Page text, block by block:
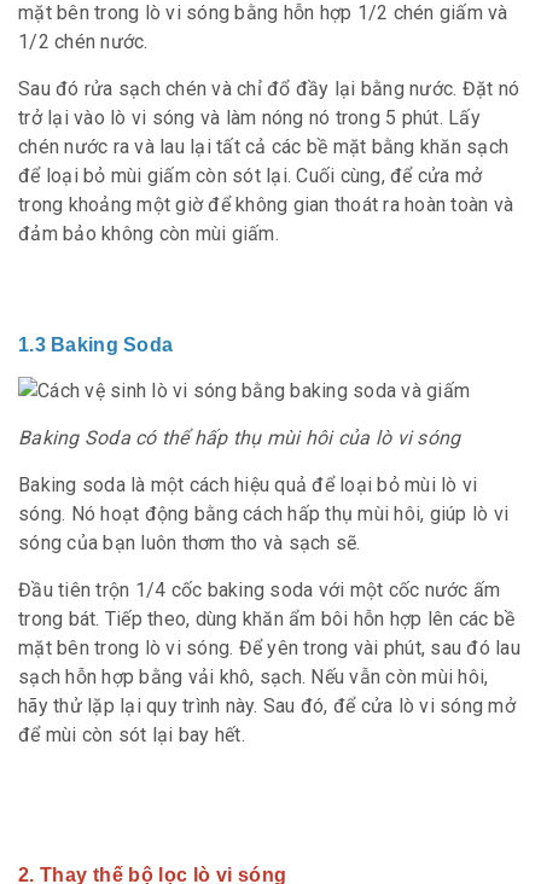
mặt bên trong lò vi sóng bằng hỗn hợp 1/2 chén giấm và
1/2 chén nước.
Sau đó rửa sạch chén và chỉ đổ đầy lại bằng nước. Đặt nó
trở lại vào lò vi sóng và làm nóng nó trong 5 phút. Lấy
chén nước ra và lau lại tất cả các bề mặt bằng khăn sạch
để loại bỏ mùi giấm còn sót lại. Cuối cùng, để cửa mở
trong khoảng một giờ để không gian thoát ra hoàn toàn và
đảm bảo không còn mùi giấm.
1.3 Baking Soda
Baking Soda có thể hấp thụ mùi hôi của lò vi sóng
Baking soda là một cách hiệu quả để loại bỏ mùi lò vi
sóng. Nó hoạt động bằng cách hấp thụ mùi hôi, giúp lò vi
sóng của bạn luôn thơm tho và sạch sẽ.
Đầu tiên trộn 1/4 cốc baking soda với một cốc nước ấm
trong bát. Tiếp theo, dùng khăn ẩm bôi hỗn hợp lên các bề
mặt bên trong lò vi sóng. Để yên trong vài phút, sau đó lau
sạch hỗn hợp bằng vải khô, sạch. Nếu vẫn còn mùi hôi,
hãy thử lặp lại quy trình này. Sau đó, để cửa lò vi sóng mở
để mùi còn sót lại bay hết.
2. Thay thế bộ lọc lò vi sóng